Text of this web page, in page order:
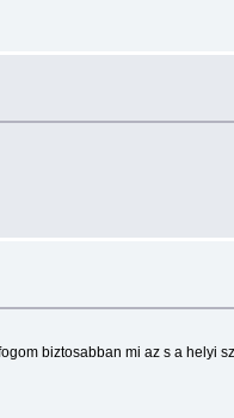
biztosabban mi az s a helyi